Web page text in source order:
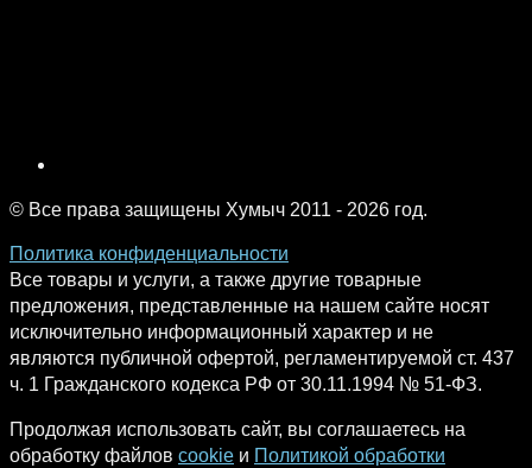
© Все права защищены Хумыч 2011 - 2026 год.
Политика конфиденциальности
Все товары и услуги, а также другие товарные
предложения, представленные на нашем сайте носят
исключительно информационный характер и не
являются публичной офертой, регламентируемой ст. 437
ч. 1 Гражданского кодекса РФ от 30.11.1994 № 51-ФЗ.
Продолжая использовать сайт, вы соглашаетесь на
обработку файлов cookie и Политикой обработки